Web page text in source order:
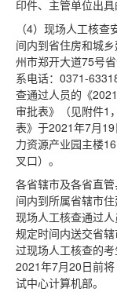
印件、主管单位出具
（4）现场人工核
间内到省住房和城
州市郑开大道75号
系电话：0371-
查通过人员的《
审批表》（见附件1
表》于2021年7月
力资源产业园主楼
叉口）。
各省辖市及各省直
间内到所属省辖市
现场人工核查通过
规定时间内送交省
过现场人工核查的
2021年7月20日前
试中心计算机部。